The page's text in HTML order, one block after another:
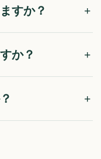
すか？
か？